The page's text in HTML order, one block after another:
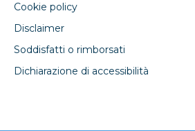
Cookie policy
Disclaimer
Soddisfatti o rimborsati
Dichiarazione di accessibilità